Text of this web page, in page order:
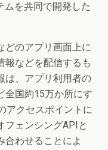
ムを共同で開発した
のアプリ画面上に
報などを配信するも
は、アプリ利用者の
全国約15万か所にす
アクセスポイントに
フェンシングAPIと
合わせることによ